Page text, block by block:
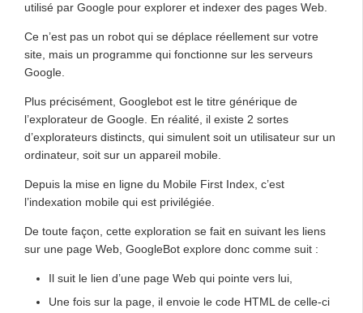
utilisé par Google pour explorer et indexer des pages Web.
Ce n’est pas un robot qui se déplace réellement sur votre
site, mais un programme qui fonctionne sur les serveurs
Google.
Plus précisément, Googlebot est le titre générique de
l’explorateur de Google. En réalité, il existe 2 sortes
d’explorateurs distincts, qui simulent soit un utilisateur sur un
ordinateur, soit sur un appareil mobile.
Depuis la mise en ligne du Mobile First Index, c’est
l’indexation mobile qui est privilégiée.
De toute façon, cette exploration se fait en suivant les liens
sur une page Web, GoogleBot explore donc comme suit :
Il suit le lien d’une page Web qui pointe vers lui,
Une fois sur la page, il envoie le code HTML de celle-ci